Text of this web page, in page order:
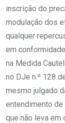
inscrição do
modulação dos
qualquer
em
na Medida
no DJe n.º 128
mesmo julgado
entendimento de
que não leva em